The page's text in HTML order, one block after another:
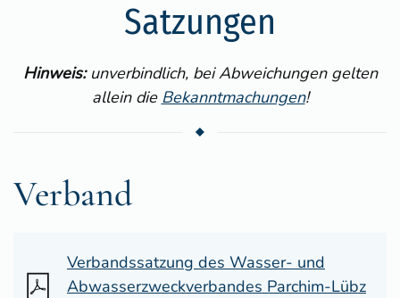
Satzungen
Hinweis:unverbindlich, bei Abweichungen gelten
allein die Bekanntmachungen!
Verband
Verbandssatzung des Wasser- und
Abwasserzweckverbandes Parchim-Lübz